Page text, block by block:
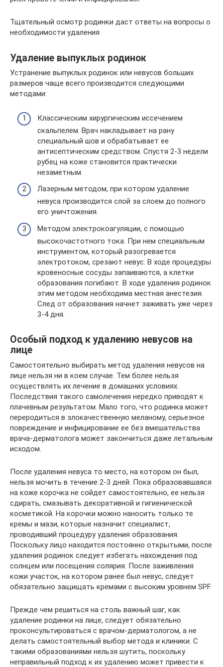
Тщательный осмотр родинки даст ответы на вопросы о
необходимости удаления
Удаление выпуклых родинок
Устранение выпуклых родинок или невусов больших
размеров чаще всего производится следующими
методами:
Классическим хирургическим иссечением
скальпелем. Врач накладывает на рану
специальный шов и обрабатывает ее
антисептическим средством. Спустя 2-3 недели
рубец на коже становится практически
незаметным.
Лазерным методом, при котором удаление
невуса производится слой за слоем до полного
его уничтожения.
Методом электрокоагуляции, с помощью
высокочастотного тока. При нем специальным
инструментом, который разогревается
электротоком, срезают невус. В ходе процедуры
кровеносные сосуды запаиваются, а клетки
образования погибают. В ходе удаления родинок
этим методом необходима местная анестезия.
След от образования начнет заживать уже через
3-4 дня.
Особый подход к удалению невусов на
лице
Самостоятельно выбирать метод удаления невусов на
лице нельзя ни в коем случае. Тем более нельзя
осуществлять их лечение в домашних условиях.
Последствия такого самолечения нередко приводят к
плачевным результатом. Мало того, что родинка может
переродиться в злокачественную меланому, серьезное
повреждение и инфицирование ее без вмешательства
врача-дерматолога может закончиться даже летальным
исходом.
После удаления невуса то место, на котором он был,
нельзя мочить в течение 2-3 дней. Пока образовавшаяся
на коже корочка не сойдет самостоятельно, ее нельзя
сдирать, смазывать декоративной и гигиенической
косметикой. На корочки можно наносить только те
кремы и мази, которые назначит специалист,
проводивший процедуру удаления образования.
Поскольку лицо находится постоянно открытыми, после
удаления родинок следует избегать нахождения под
солнцем или посещения солярия. После заживления
кожи участок, на котором ранее был невус, следует
обязательно защищать кремами с высоким уровнем SPF.
Прежде чем решиться на столь важный шаг, как
удаление родинки на лице, следует обязательно
проконсультироваться с врачом-дерматологом, а не
делать самостоятельный выбор метода и клиники. С
такими образованиями нельзя шутить, поскольку
неправильный подход к их удалению может привести к